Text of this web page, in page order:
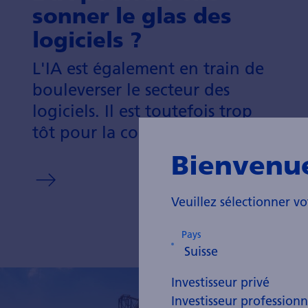
sonner le glas des
logiciels ?
L'IA est égale­ment en train de
boule­verser le secteur des
logiciels. Il est toute­fois trop
tôt pour la condamner.
Veuillez sélectionner
Pays
Investisseur privé
Investisseur